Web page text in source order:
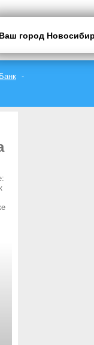
Ваш город
З И Й К Л М Н О
Ц Ч Ш Щ Э Ю Я